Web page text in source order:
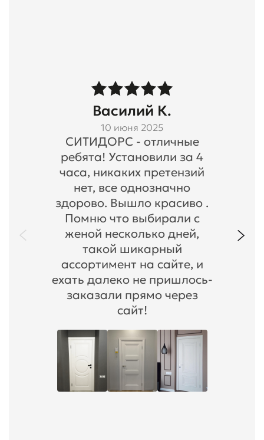
Василий К.
10 июня 2025
СИТИДОРС - отличные
ребята! Установили за 4
часа, никаких претензий
нет, все однозначно
здорово. Вышло красиво .
Помню что выбирали с
женой несколько дней,
такой шикарный
ассортимент на сайте, и
ехать далеко не пришлось-
заказали прямо через
сайт!